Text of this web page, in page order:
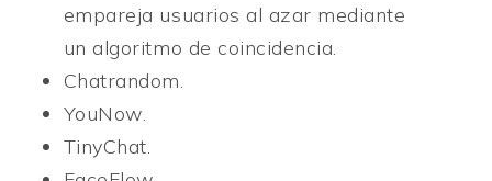
empareja usuarios al azar mediante
un algoritmo de coincidencia.
Chatrandom.
YouNow.
TinyChat.